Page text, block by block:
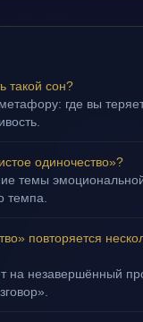
такой сон?
где вы
одиночество»?
темы
темпа.
повторяется
на незавершённый